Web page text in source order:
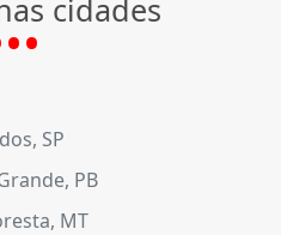
cidades
SP
PB
MT